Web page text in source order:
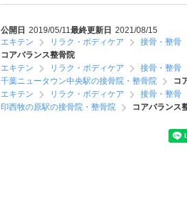
公開日 2019/05/11最終更新日 2021/08/15
エキテン
リラク・ボディケア 接骨・整骨
コアバランス整骨院
エキテン
リラク・ボディケア 接骨・整骨
千葉ニュータウン中央駅の接骨院・整骨院
コ
エキテン
リラク・ボディケア 接骨・整骨
印西牧の原駅の接骨院・整骨院
コアバランス